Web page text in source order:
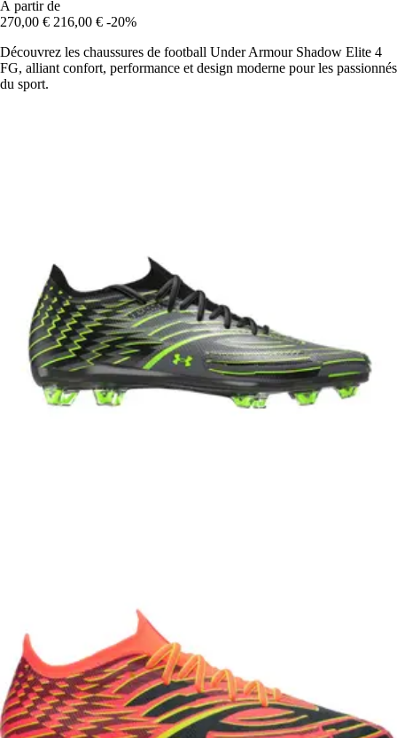
À partir de
270,00 € 216,00 € -20%
Découvrez les chaussures de football Under Armour Shadow Elite 4
FG, alliant confort, performance et design moderne pour les passionnés
du sport.